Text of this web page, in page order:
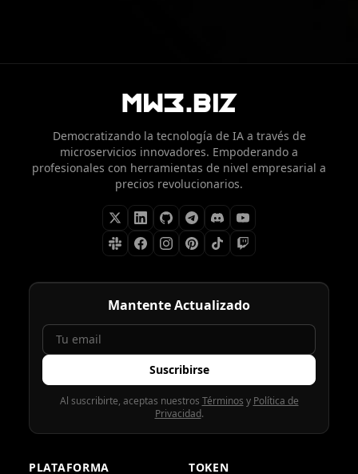
Democratizando la tecnología de IA a través de
microservicios innovadores. Empoderando a
profesionales con herramientas de nivel empresarial a
precios revolucionarios.
Mantente Actualizado
Suscribirse
Al suscribirte, aceptas nuestros Términos y Política de
Privacidad.
PLATAFORMA
TOKEN